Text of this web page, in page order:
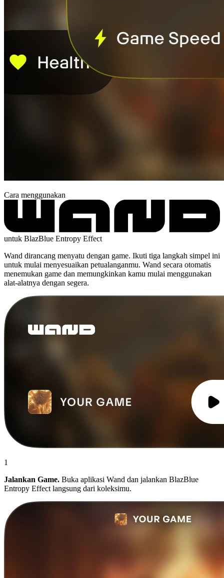
Cara menggunakan
untuk BlazBlue Entropy Effect
Wand dirancang menyatu dengan game. Ikuti tiga langkah simpel ini
untuk mulai menyesuaikan petualanganmu. Wand secara otomatis
menemukan game dan memungkinkan kamu mulai menggunakan
alat-alatnya dengan segera.
1
Jalankan Game. Buka aplikasi Wand dan jalankan BlazBlue
Entropy Effect langsung dari koleksimu.